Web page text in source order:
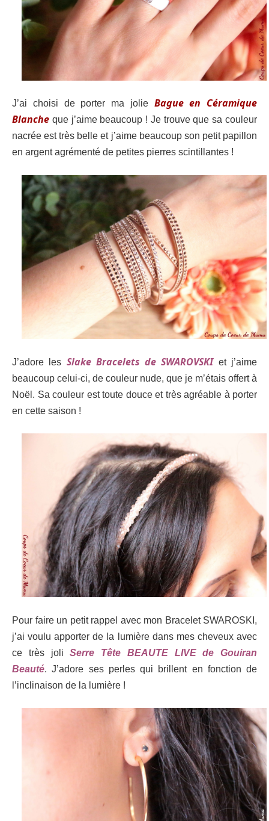
J’ai choisi de porter ma jolie Bague en Céramique
Blanche que j’aime beaucoup ! Je trouve que sa couleur
nacrée est très belle et j’aime beaucoup son petit papillon
en argent agrémenté de petites pierres scintillantes !
J’adore les Slake Bracelets de SWAROVSKIet j’aime
beaucoup celui-ci, de couleur nude, que je m’étais offert à
Noël. Sa couleur est toute douce et très agréable à porter
en cette saison !
Pour faire un petit rappel avec mon Bracelet SWAROSKI,
j’ai voulu apporter de la lumière dans mes cheveux avec
ce très joliSerre Tête BEAUTE LIVE de Gouiran
Beauté. J’adore ses perles qui brillent en fonction de
l’inclinaison de la lumière !